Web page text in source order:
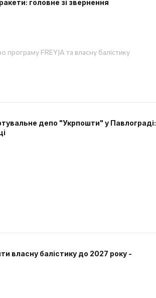
головне зі звернення
програму FREYJA та власну балістику
депо "Укрпошти" у Павлограді:
власну балістику до 2027 року -